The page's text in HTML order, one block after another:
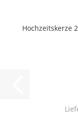
Hochzeitskerze